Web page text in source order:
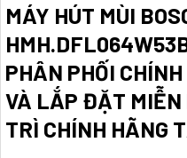
MÁY HÚT MÙI
PHÂN PHỐI
VÀ LẮP ĐẶT MIỄN
TRÌ CHÍNH HÃNG